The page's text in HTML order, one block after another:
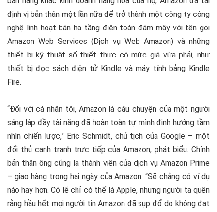
định vị bản thân một lần nữa để trở thành một công ty công
nghệ linh hoạt bán hạ tầng điện toán đám mây với tên gọi
Amazon Web Services (Dịch vụ Web Amazon) và những
thiết bị kỹ thuật số thiết thực có mức giá vừa phải, như
thiết bị đọc sách điện tử Kindle và máy tính bảng Kindle
Fire.
“Đối với cá nhân tôi, Amazon là câu chuyện của một người
sáng lập đầy tài năng đã hoàn toàn tự mình định hướng tầm
nhìn chiến lược,” Eric Schmidt, chủ tịch của Google – một
đối thủ cạnh tranh trực tiếp của Amazon, phát biểu. Chính
bản thân ông cũng là thành viên của dịch vụ Amazon Prime
– giao hàng trong hai ngày của Amazon. “Sẽ chẳng có ví dụ
nào hay hơn. Có lẽ chỉ có thể là Apple, nhưng người ta quên
rằng hầu hết mọi người tin Amazon đã sụp đổ do không đạt